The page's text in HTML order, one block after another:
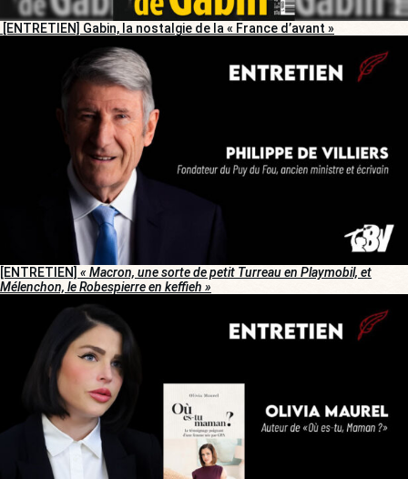
[ENTRETIEN] Gabin, la nostalgie de la « France d’avant »
[ENTRETIEN] « Macron, une sorte de petit Turreau en Playmobil, et
Mélenchon, le Robespierre en keffieh »